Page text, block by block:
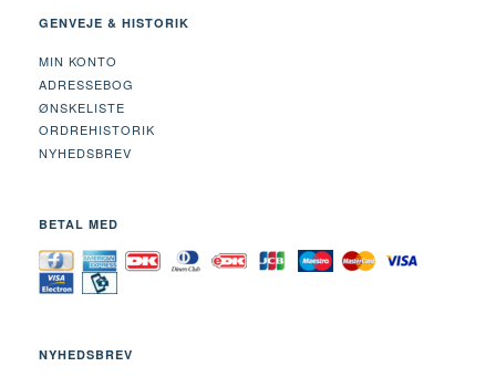
GENVEJE & HISTORIK
MIN KONTO
ADRESSEBOG
ØNSKELISTE
ORDREHISTORIK
NYHEDSBREV
BETAL MED
NYHEDSBREV